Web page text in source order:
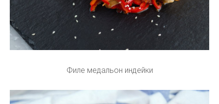
Филе медальон индейки